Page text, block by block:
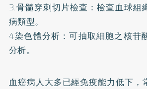
3.骨髓穿刺切片檢查：檢查血球組
病類型。
4染色體分析：可抽取細胞之核苷
分析。
血癌病人大多已經免疫能力低下，